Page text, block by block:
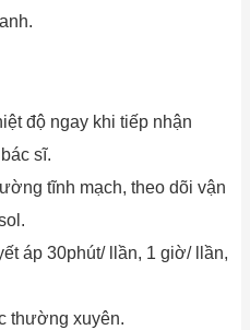
độ ngay khi tiếp nhận
sĩ.
tĩnh mạch, theo dõi vận
áp 30phút/ llần, 1 giờ/ llần,
thường xuyên.